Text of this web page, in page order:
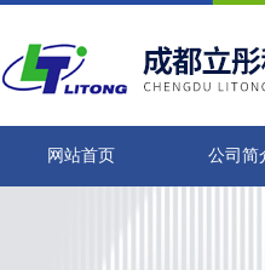
网站首页 公司简